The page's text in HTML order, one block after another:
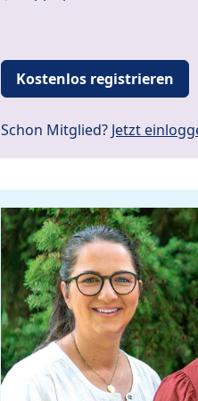
Kostenlos registrieren
Schon Mitglied? Jetzt